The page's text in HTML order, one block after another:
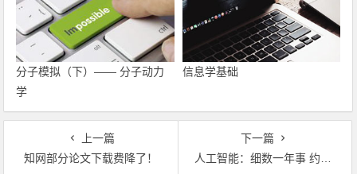
分子模拟（下）—— 分子动力
学
信息学基础
上一篇
知网部分论文下载费降了！
下一篇
人工智能：细数一年事 约略两态势